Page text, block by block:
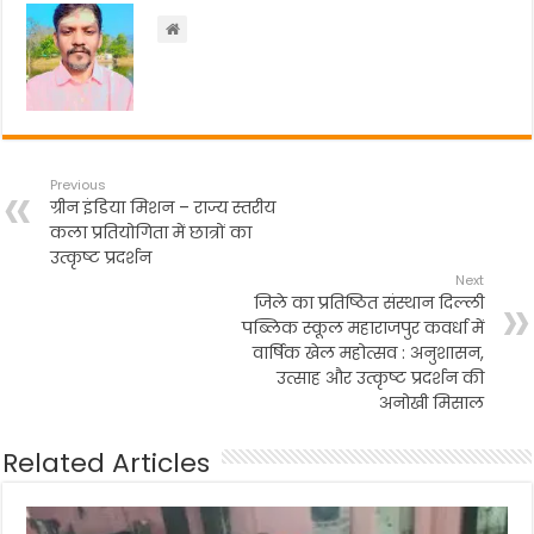
o
k
p
Previous
ग्रीन इंडिया मिशन – राज्य स्तरीय
कला प्रतियोगिता में छात्रों का
उत्कृष्ट प्रदर्शन
Next
जिले का प्रतिष्ठित संस्थान दिल्ली
पब्लिक स्कूल महाराजपुर कवर्धा में
वार्षिक खेल महोत्सव : अनुशासन,
उत्साह और उत्कृष्ट प्रदर्शन की
अनोखी मिसाल
Related Articles